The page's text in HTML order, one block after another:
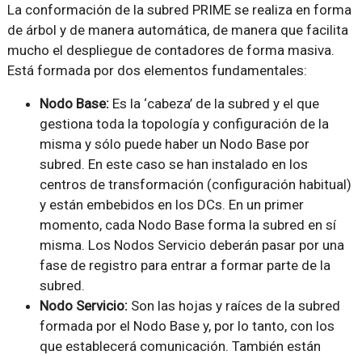
La conformación de la subred PRIME se realiza en forma
de árbol y de manera automática, de manera que facilita
mucho el despliegue de contadores de forma masiva.
Está formada por dos elementos fundamentales:
Nodo Base:Es la ‘cabeza’ de la subred y el que
gestiona toda la topología y configuración de la
misma y sólo puede haber un Nodo Base por
subred. En este caso se han instalado en los
centros de transformación (configuración habitual)
y están embebidos en los DCs. En un primer
momento, cada Nodo Base forma la subred en sí
misma. Los Nodos Servicio deberán pasar por una
fase de registro para entrar a formar parte de la
subred.
Nodo Servicio:Son las hojas y raíces de la subred
formada por el Nodo Base y, por lo tanto, con los
que establecerá comunicación. También están